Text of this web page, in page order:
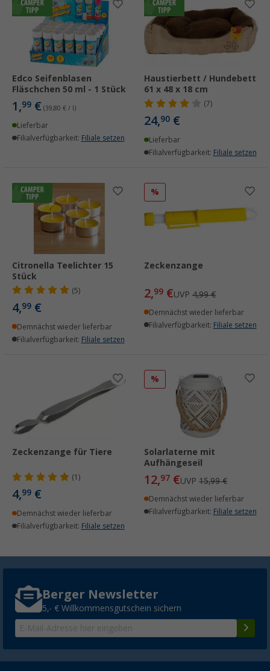
Edco Seifenblasen
Fläschchen 50 ml - 1 Stück
1,99 € (39,80 € / l)
Lieferbar
Filialverfügbarkeit: Filiale setzen
Haustierbett / Hundebett
61 x 48 x 18 cm
(7)
24,90 €
Lieferbar
Filialverfügbarkeit: Filiale setzen
Citronella Teelichter 15
Stück
(5)
4,99 €
Demnächst wieder lieferbar
Filialverfügbarkeit: Filiale setzen
%
Zeckenzange
2,99 €UVP 4,99 €
Demnächst wieder lieferbar
Filialverfügbarkeit: Filiale setzen
Zeckenzange für Tiere
(1)
4,99 €
Demnächst wieder lieferbar
Filialverfügbarkeit: Filiale setzen
%
Solarlaterne mit
Aufhängeseil
12,97 €UVP 15,99 €
Demnächst wieder lieferbar
Filialverfügbarkeit: Filiale setzen
Berger Newsletter
5,- € Willkommensgutschein sichern